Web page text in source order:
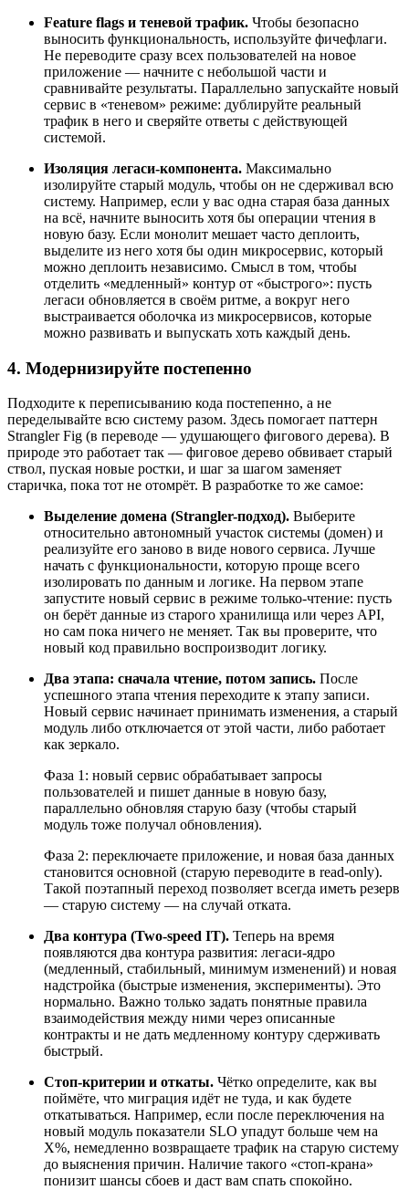
Feature flags и теневой трафик. Чтобы безопасно
выносить функциональность, используйте фичефлаги.
Не переводите сразу всех пользователей на новое
приложение — начните с небольшой части и
сравнивайте результаты. Параллельно запускайте новый
сервис в «теневом» режиме: дублируйте реальный
трафик в него и сверяйте ответы с действующей
системой.
Изоляция легаси-компонента. Максимально
изолируйте старый модуль, чтобы он не сдерживал всю
систему. Например, если у вас одна старая база данных
на всё, начните выносить хотя бы операции чтения в
новую базу. Если монолит мешает часто деплоить,
выделите из него хотя бы один микросервис, который
можно деплоить независимо. Смысл в том, чтобы
отделить «медленный» контур от «быстрого»: пусть
легаси обновляется в своём ритме, а вокруг него
выстраивается оболочка из микросервисов, которые
можно развивать и выпускать хоть каждый день.
4. Модернизируйте постепенно
Подходите к переписыванию кода постепенно, а не
переделывайте всю систему разом. Здесь помогает паттерн
Strangler Fig (в переводе — удушающего фигового дерева). В
природе это работает так — фиговое дерево обвивает старый
ствол, пуская новые ростки, и шаг за шагом заменяет
старичка, пока тот не отомрёт. В разработке то же самое:
Выделение домена (Strangler-подход). Выберите
относительно автономный участок системы (домен) и
реализуйте его заново в виде нового сервиса. Лучше
начать с функциональности, которую проще всего
изолировать по данным и логике. На первом этапе
запустите новый сервис в режиме только-чтение: пусть
он берёт данные из старого хранилища или через API,
но сам пока ничего не меняет. Так вы проверите, что
новый код правильно воспроизводит логику.
Два этапа: сначала чтение, потом запись. После
успешного этапа чтения переходите к этапу записи.
Новый сервис начинает принимать изменения, а старый
модуль либо отключается от этой части, либо работает
как зеркало.
Фаза 1: новый сервис обрабатывает запросы
пользователей и пишет данные в новую базу,
параллельно обновляя старую базу (чтобы старый
модуль тоже получал обновления).
Фаза 2: переключаете приложение, и новая база данных
становится основной (старую переводите в read-only).
Такой поэтапный переход позволяет всегда иметь резерв
— старую систему — на случай отката.
Два контура (Two-speed IT). Теперь на время
появляются два контура развития: легаси-ядро
(медленный, стабильный, минимум изменений) и новая
надстройка (быстрые изменения, эксперименты). Это
нормально. Важно только задать понятные правила
взаимодействия между ними через описанные
контракты и не дать медленному контуру сдерживать
быстрый.
Стоп-критерии и откаты. Чётко определите, как вы
поймёте, что миграция идёт не туда, и как будете
откатываться. Например, если после переключения на
новый модуль показатели SLO упадут больше чем на
X%, немедленно возвращаете трафик на старую систему
до выяснения причин. Наличие такого «стоп-крана»
понизит шансы сбоев и даст вам спать спокойно.